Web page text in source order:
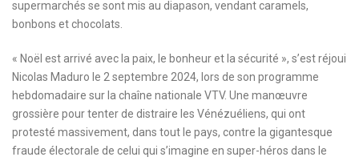
supermarchés se sont mis au diapason, vendant caramels,
bonbons et chocolats.
« Noël est arrivé avec la paix, le bonheur et la sécurité », s’est réjoui
Nicolas Maduro le 2 septembre 2024, lors de son programme
hebdomadaire sur la chaîne nationale VTV. Une manœuvre
grossière pour tenter de distraire les Vénézuéliens, qui ont
protesté massivement, dans tout le pays, contre la gigantesque
fraude électorale de celui qui s’imagine en super-héros dans le